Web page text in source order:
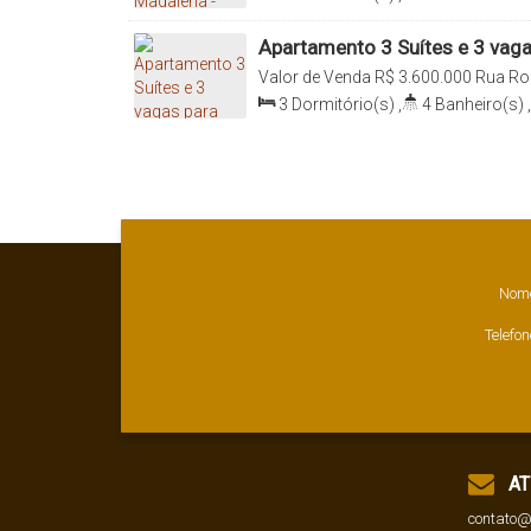
3
Vaga(s) Útil:187 .00 ~ 198
Apartamento 3 Suítes e 3
Madalena- São Paulo - SP
R$ 3.600.000
Valor de Venda
Rua
130, Vila Madalena, São Paulo, São
3 Dormitório(s) 4 Banheiro(s)